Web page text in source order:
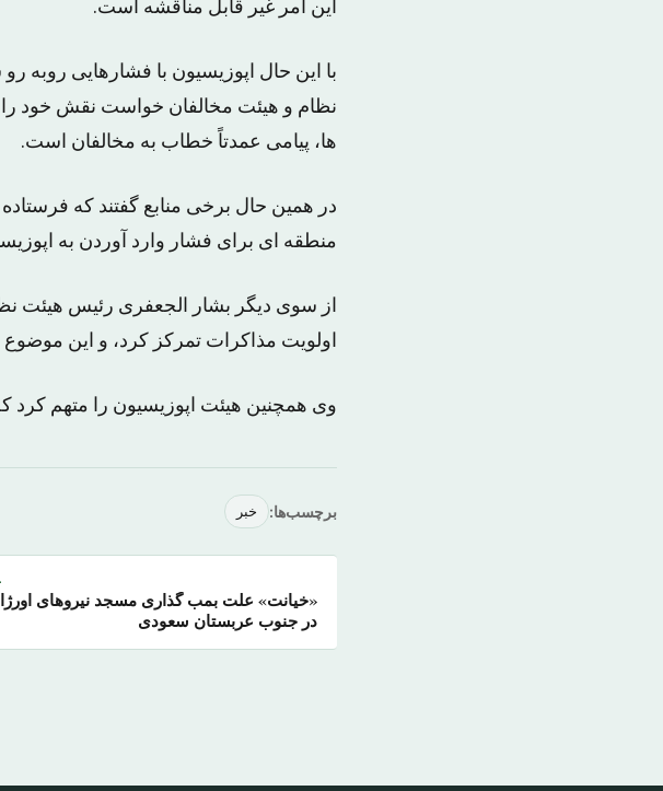
این امر غیر قابل مناقشه است.
با این حال اپوزیسیون با فشارهایی
نظام و هیئت مخالفان خواست نقش خود را
ها، پیامی عمدتاً خطاب به مخالفان است.
در همین حال برخی منابع گفتند که
منطقه ای برای فشار وارد آوردن به
از سوی دیگر بشار الجعفری رئیس هیئت
اولویت مذاکرات تمرکز کرد، و این
وی همچنین هیئت اپوزیسیون را متهم
برچسب‌ها: خبر
«خیانت» علت بمب گذاری مسجد نیروهای
در جنوب عربستان سعودی